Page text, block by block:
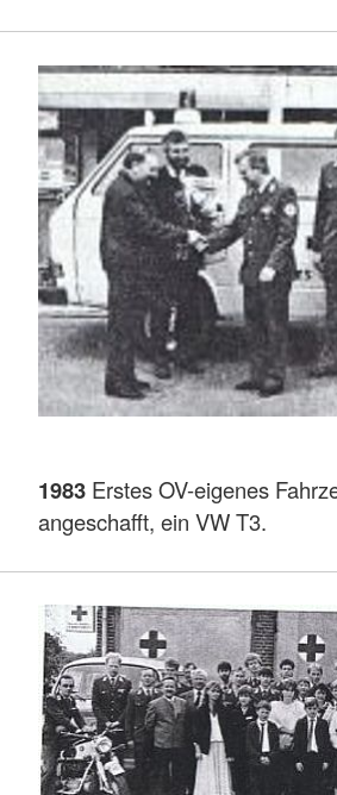
1983 Erstes OV-eigenes
angeschafft, ein VW T3.